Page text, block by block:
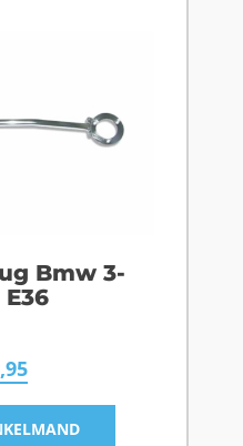
Bmw 3-